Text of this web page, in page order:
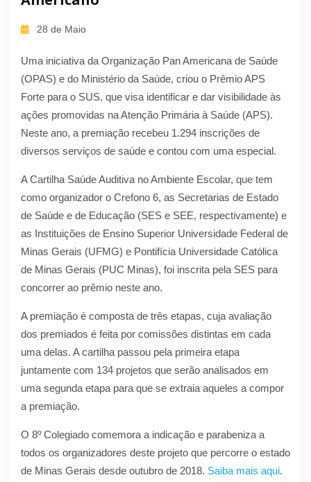
28 de Maio
Uma iniciativa da Organização Pan Americana de Saúde
(OPAS) e do Ministério da Saúde, criou o Prêmio APS
Forte para o SUS, que visa identificar e dar visibilidade às
ações promovidas na Atenção Primária à Saúde (APS).
Neste ano, a premiação recebeu 1.294 inscrições de
diversos serviços de saúde e contou com uma especial.
A Cartilha Saúde Auditiva no Ambiente Escolar, que tem
como organizador o Crefono 6, as Secretarias de Estado
de Saúde e de Educação (SES e SEE, respectivamente) e
as Instituições de Ensino Superior Universidade Federal de
Minas Gerais (UFMG) e Pontifícia Universidade Católica
de Minas Gerais (PUC Minas), foi inscrita pela SES para
concorrer ao prêmio neste ano.
A premiação é composta de três etapas, cuja avaliação
dos premiados é feita por comissões distintas em cada
uma delas. A cartilha passou pela primeira etapa
juntamente com 134 projetos que serão analisados em
uma segunda etapa para que se extraia aqueles a compor
a premiação.
O 8º Colegiado comemora a indicação e parabeniza a
todos os organizadores deste projeto que percorre o estado
de Minas Gerais desde outubro de 2018. Saiba mais aqui.